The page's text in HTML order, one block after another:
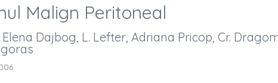
Malign Peritoneal
Elena Dajbog, L. Lefter, Adriana Pricop, Cr.